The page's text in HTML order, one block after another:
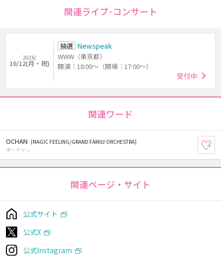
関連ライブ･コンサート
2026/
10/12(月・祝)
抽選 Newspeak
WWW（東京都）
開演：18:00～（開場：17:00～）
受付中
関連ワード
OCHAN (MAGIC FEELING/GRAND FAMILY ORCHESTRA)
オーチャン
関連ページ・サイト
公式サイト
公式X
公式Instagram